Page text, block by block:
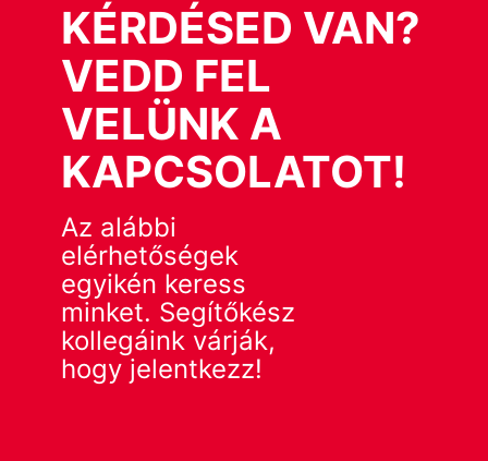
KÉRDÉSED VAN?
VEDD FEL
VELÜNK A
KAPCSOLATOT!
Az alábbi
elérhetőségek
egyikén keress
minket. Segítőkész
kollegáink várják,
hogy jelentkezz!